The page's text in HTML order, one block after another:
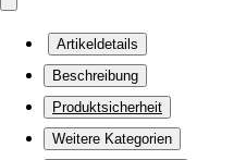
Artikeldetails
Beschreibung
Produktsicherheit
Weitere Kategorien